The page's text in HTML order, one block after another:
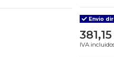
Envio
IVA